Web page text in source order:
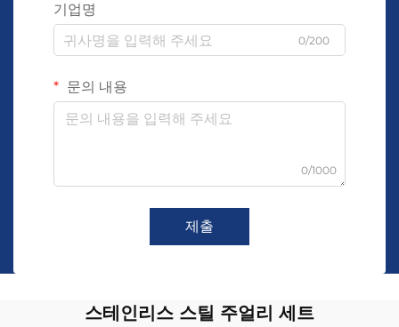
기업명
0/200
문의 내용
0/1000
제출
스테인리스 스틸 주얼리 세트